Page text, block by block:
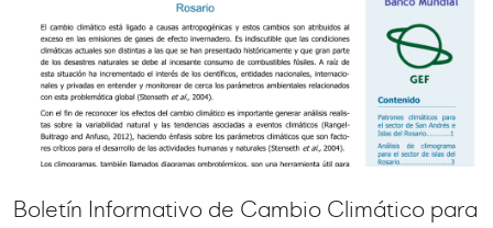
Boletín Informativo de Cambio Climático para